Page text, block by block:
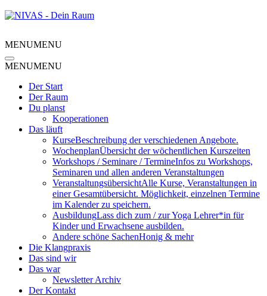
MENUMENU
MENUMENU
Der Start
Der Raum
Du planst
Kooperationen
Das läuft
KurseBeschreibung der verschiedenen Angebote.
WochenplanÜbersicht der wöchentlichen Kurszeiten
Workshops / Seminare / TermineInfos zu Workshops,
Seminaren und allen anderen Veranstaltungen
VeranstaltungsübersichtAlle Kurse, Veranstaltungen in
einer Gesamtübersicht. Möglichkeit, einzelnen Termine
im Kalender zu speichern.
AusbildungLass dich zum / zur Yoga Lehrer*in für
Kinder und Erwachsene ausbilden.
Andere schöne SachenHonig & mehr
Die Klangpraxis
Das sind wir
Das war
Newsletter Archiv
Der Kontakt